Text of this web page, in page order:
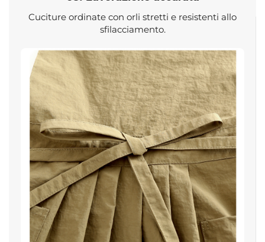
Cuciture ordinate con orli stretti e resistenti allo
sfilacciamento.